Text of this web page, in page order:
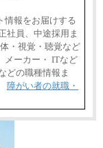
情報をお届けする
社員、中途採用ま
・視覚・聴覚など
メーカー・ ITなど
どの職種情報ま
障がい者の就職・